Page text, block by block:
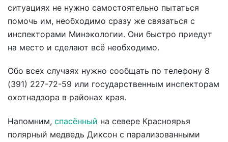
ситуациях не нужно самостоятельно пытаться
помочь им, необходимо сразу же связаться с
инспекторами Минэкологии. Они быстро приедут
на место и сделают всё необходимо.
Обо всех случаях нужно сообщать по телефону 8
(391) 227-72-59 или государственным инспекторам
охотнадзора в районах края.
Напомним, спасённый на севере Красноярья
полярный медведь Диксон с парализованными